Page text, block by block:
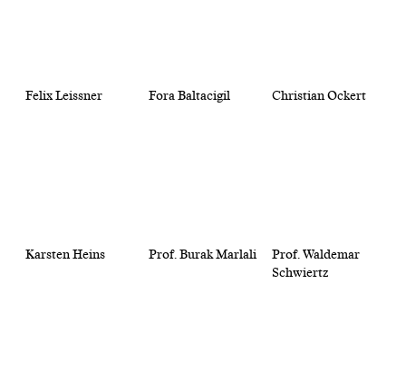
Felix Leissner Fora Baltacigil Christian Ockert
Karsten Heins Prof. Burak Marlali
Prof. Waldemar
Schwiertz